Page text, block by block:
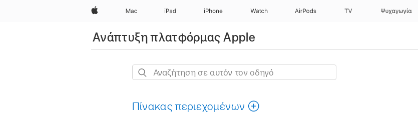
Apple Mac iPad iPhone Watch AirPods TV Ψυχαγωγία
Ανάπτυξη πλατφόρμας Apple
Αναζήτηση
τον
Πίνακας περιεχομένων